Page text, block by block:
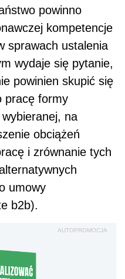
powinno
kompetencje
sprawach ustalenia
wydaje się pytanie,
powinien skupić się
pracę formy
na
obciążeń
i zrównanie tych
umowy
b2b).
AUTOPROMOCJA